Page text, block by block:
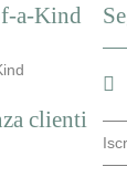
clienti